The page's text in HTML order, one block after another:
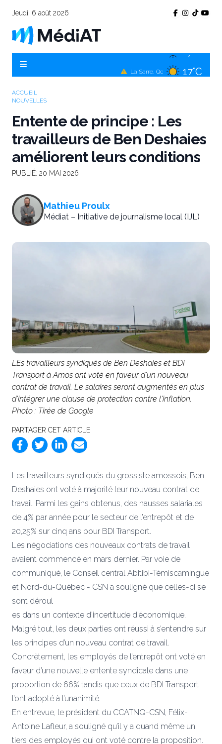
Jeudi, 6 août 2026
17°C
Amos, Qc
ACCUEIL
NOUVELLES
Entente de principe : Les
travailleurs de Ben Deshaies
améliorent leurs conditions
PUBLIÉ: 20 MAI 2026
Mathieu Proulx
Médiat – Initiative de journalisme local (IJL)
LEs travailleurs syndiqués de Ben Deshaies et BDI
Transport à Amos ont voté en faveur d'un nouveau
contrat de travail. Le salaires seront augmentés en plus
d'intégrer une clause de protection contre l'inflation.
Photo : Tirée de Google
PARTAGER CET ARTICLE
Les travailleurs syndiqués du grossiste amossois, Ben
Deshaies ont voté à majorité leur nouveau contrat de
travail. Parmi les gains obtenus, des hausses salariales
de 4% par année pour le secteur de l’entrepôt et de
20,25% sur cinq ans pour BDI Transport.
Les négociations des nouveaux contrats de travail
avaient commencé en mars dernier. Par voie de
communiqué, le Conseil central Abitibi-Témiscamingue
et Nord-du-Québec - CSN a souligné que celles-ci se
sont déroul
es dans un contexte d’incertitude d’économique.
Malgré tout, les deux parties ont réussi à s’entendre sur
les principes d’un nouveau contrat de travail.
Concrètement, les employés de l’entrepôt ont voté en
faveur d’une nouvelle entente syndicale dans une
proportion de 66% tandis que ceux de BDI Transport
l’ont adopté à l’unanimité.
En entrevue, le président du CCATNQ-CSN, Félix-
Antoine Lafleur, a souligné qu’il y a quand même un
tiers des employés qui ont voté contre la proposition.